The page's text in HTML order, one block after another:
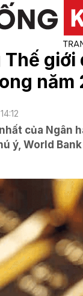
Thế
năm
của Ngân
ý, World